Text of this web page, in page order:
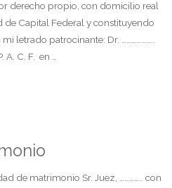
derecho propio, con domicilio real
de Capital Federal y constituyendo
letrado patrocinante: Dr. ………………..
A. C. F. en …
de matrimonio Sr. Juez, ………….. con